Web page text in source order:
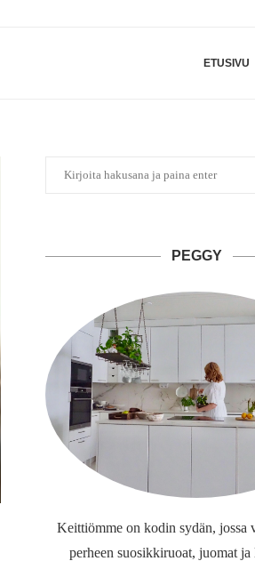
ETUSIVU
PEGGY
Keittiömme on kodin sydän, jossa
perheen suosikkiruoat, juomat ja